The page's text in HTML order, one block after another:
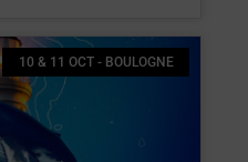
10 & 11 OCT - BOULOGNE